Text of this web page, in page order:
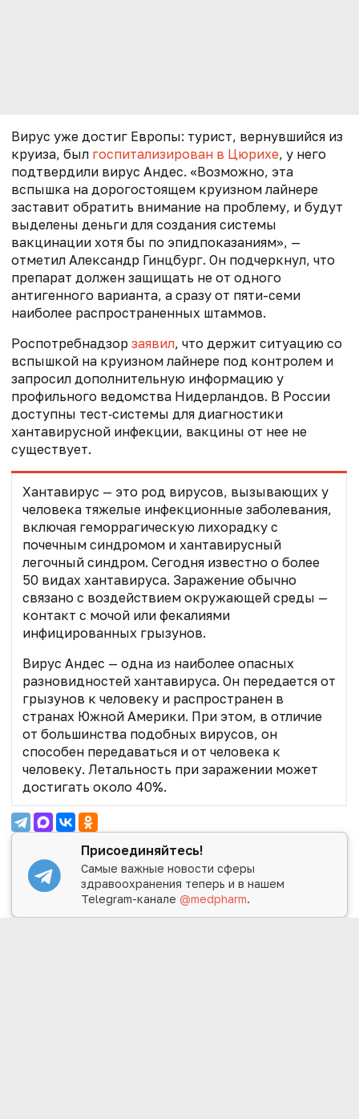
Вирус уже достиг Европы: турист, вернувшийся из
круиза, был госпитализирован в Цюрихе, у него
подтвердили вирус Андес. «Возможно, эта
вспышка на дорогостоящем круизном лайнере
заставит обратить внимание на проблему, и будут
выделены деньги для создания системы
вакцинации хотя бы по эпидпоказаниям», —
отметил Александр Гинцбург. Он подчеркнул, что
препарат должен защищать не от одного
антигенного варианта, а сразу от пяти-семи
наиболее распространенных штаммов.
Роспотребнадзор заявил, что держит ситуацию со
вспышкой на круизном лайнере под контролем и
запросил дополнительную информацию у
профильного ведомства Нидерландов. В России
доступны тест‑системы для диагностики
хантавирусной инфекции, вакцины от нее не
существует.
Хантавирус — это род вирусов, вызывающих у
человека тяжелые инфекционные заболевания,
включая геморрагическую лихорадку с
почечным синдромом и хантавирусный
легочный синдром. Сегодня известно о более
50 видах хантавируса. Заражение обычно
связано с воздействием окружающей среды —
контакт с мочой или фекалиями
инфицированных грызунов.
Вирус Андес — одна из наиболее опасных
разновидностей хантавируса. Он передается от
грызунов к человеку и распространен в
странах Южной Америки. При этом, в отличие
от большинства подобных вирусов, он
способен передаваться и от человека к
человеку. Летальность при заражении может
достигать около 40%.
Присоединяйтесь!
Самые важные новости сферы
здравоохранения теперь и в нашем
Telegram-канале@medpharm.